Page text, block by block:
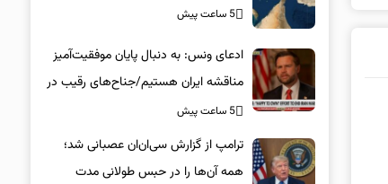
5 ساعت پیش
ادعای ونس: به دنبال پایان موفقیت‌آمیز
مناقشه ایران هستیم/جناح‌های رقیب در
داخل ایران، این کشور را به جهات مختلف
می‌کشند
5 ساعت پیش
ترامپ از گزارش سی‌ان‌ان عصبانی شد؛
همه آن‌ها را در حبس طولانی مدت